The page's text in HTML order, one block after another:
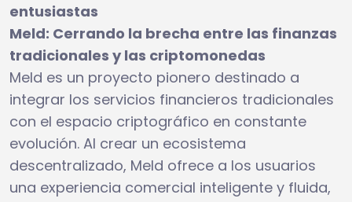
entusiastas
Meld: Cerrando la brecha entre las finanzas
tradicionales y las criptomonedas
Meld es un proyecto pionero destinado a
integrar los servicios financieros tradicionales
con el espacio criptográfico en constante
evolución. Al crear un ecosistema
descentralizado, Meld ofrece a los usuarios
una experiencia comercial inteligente y fluida,